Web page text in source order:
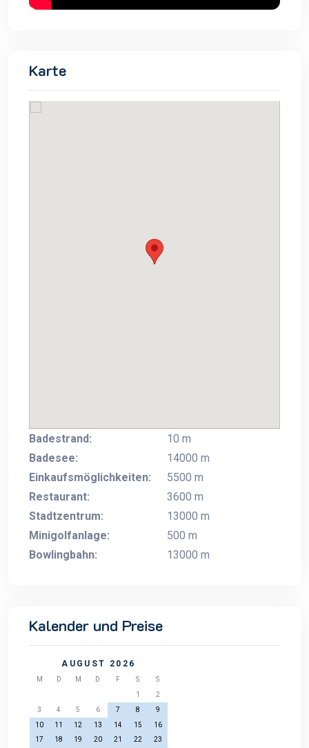
Karte
Badestrand:
10 m
Badesee:
14000 m
Einkaufsmöglichkeiten:
5500 m
Restaurant:
3600 m
Stadtzentrum:
13000 m
Minigolfanlage:
500 m
Bowlingbahn:
13000 m
Kalender und Preise
AUGUST 2026
M D M D F S
S
1
2
3
4 5 6 7 8
9
10
11 12 13 14 15
16
17
18 19 20 21 22
23